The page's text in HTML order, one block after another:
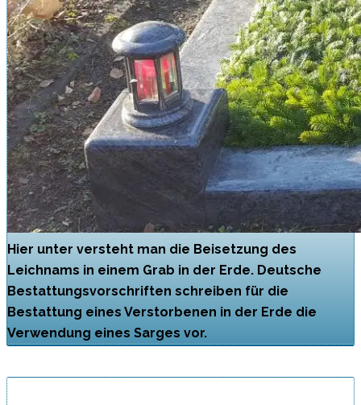
Hier unter versteht man die Beisetzung des
Leichnams in einem Grab in der Erde. Deutsche
Bestattungsvorschriften schreiben für die
Bestattung eines Verstorbenen in der Erde die
Verwendung eines Sarges vor.